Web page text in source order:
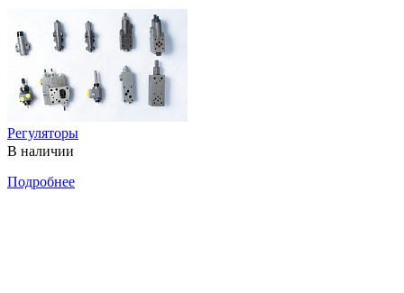
Регуляторы
В наличии
Подробнее